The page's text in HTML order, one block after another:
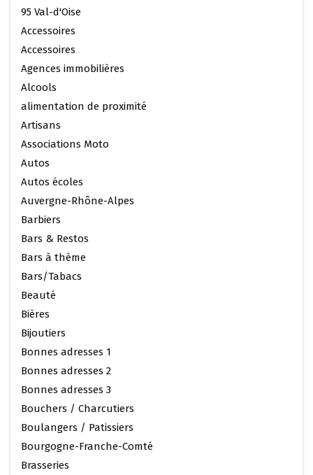
95 Val-d'Oise
Accessoires
Accessoires
Agences immobilières
Alcools
alimentation de proximité
Artisans
Associations Moto
Autos
Autos écoles
Auvergne-Rhône-Alpes
Barbiers
Bars & Restos
Bars à thème
Bars/Tabacs
Beauté
Bières
Bijoutiers
Bonnes adresses 1
Bonnes adresses 2
Bonnes adresses 3
Bouchers / Charcutiers
Boulangers / Patissiers
Bourgogne-Franche-Comté
Brasseries